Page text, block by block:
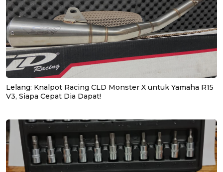
Lelang: Knalpot Racing CLD Monster X untuk Yamaha R15
V3, Siapa Cepat Dia Dapat!